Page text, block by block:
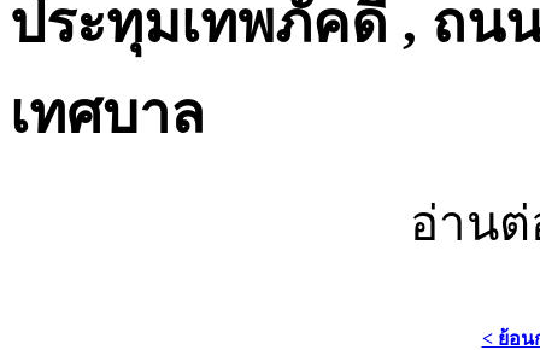
ประทุมเทพภัคดี , ถน
เทศบาล
อ่าน
< ย้อน